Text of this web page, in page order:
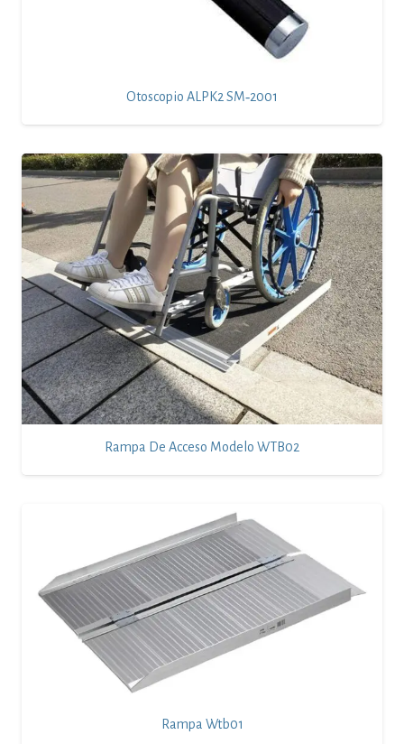
Otoscopio ALPK2 SM‑2001
Rampa De Acceso Modelo WTB02
Rampa Wtb01